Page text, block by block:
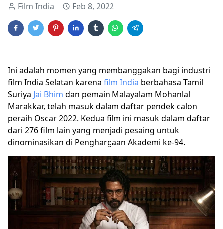
Film India Feb 8, 2022
Ini adalah momen yang membanggakan bagi industri
film India Selatan karena film India berbahasa Tamil
Suriya Jai ​​Bhim dan pemain Malayalam Mohanlal
Marakkar, telah masuk dalam daftar pendek calon
peraih Oscar 2022. Kedua film ini masuk dalam daftar
dari 276 film lain yang menjadi pesaing untuk
dinominasikan di Penghargaan Akademi ke-94.